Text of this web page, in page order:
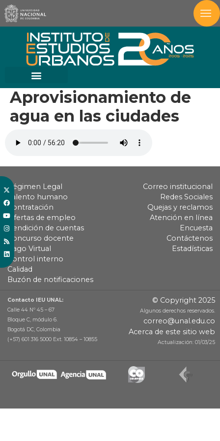
Aprovisionamiento de
agua en las ciudades
Régimen Legal
Talento humano
Contratación
Ofertas de empleo
Rendición de cuentas
Concurso docente
Pago Virtual
Control interno
Calidad
Buzón de notificaciones
Correo institucional
Redes Sociales
Quejas y reclamos
Atención en línea
Encuesta
Contáctenos
Estadísticas
Contacto IEU UNAL:
Calle 44 Nº 45 – 67
Bloque C, módulo 6.
Bogotá DC, Colombia
(+57) 601 316 5000 Ext. 10854 – 10855
© Copyright 2025
Algunos derechos reservados.
correo@unal.edu.co
Acerca de este sitio web
Actualización: 01/03/25